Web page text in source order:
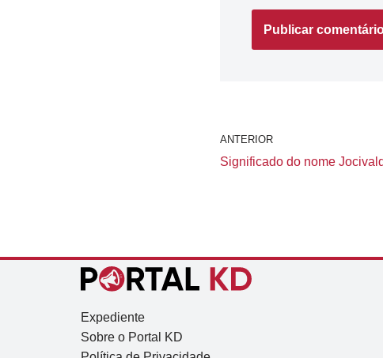
ANTERIOR
Significado do nome
Expediente
Sobre o Portal KD